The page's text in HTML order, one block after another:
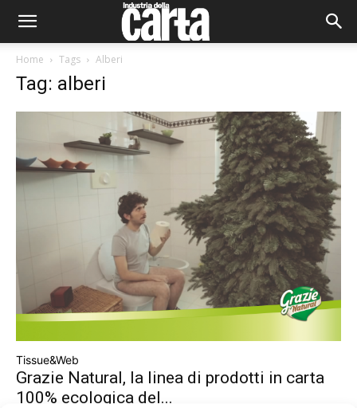
Home Tags Alberi
Tag: alberi
Tissue&Web
Grazie Natural, la linea di prodotti in carta
100% ecologica del...